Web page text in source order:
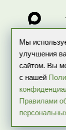
ИП
Copyright 2026
магазин
Мы
улучшения
сайтом. Вы
с нашей
Правилами